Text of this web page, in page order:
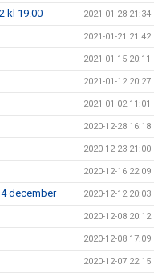
kl 19.00 2021-01-28 21:34
2021-01-21 21:42
2021-01-15 20:11
2021-01-12 20:27
2021-01-02 11:01
2020-12-28 16:18
2020-12-23 21:00
2020-12-16 22:09
december 2020-12-12 20:03
2020-12-08 20:12
2020-12-08 17:09
2020-12-07 22:15